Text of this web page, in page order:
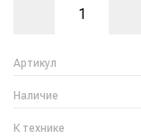
Артикул
Наличие
К технике